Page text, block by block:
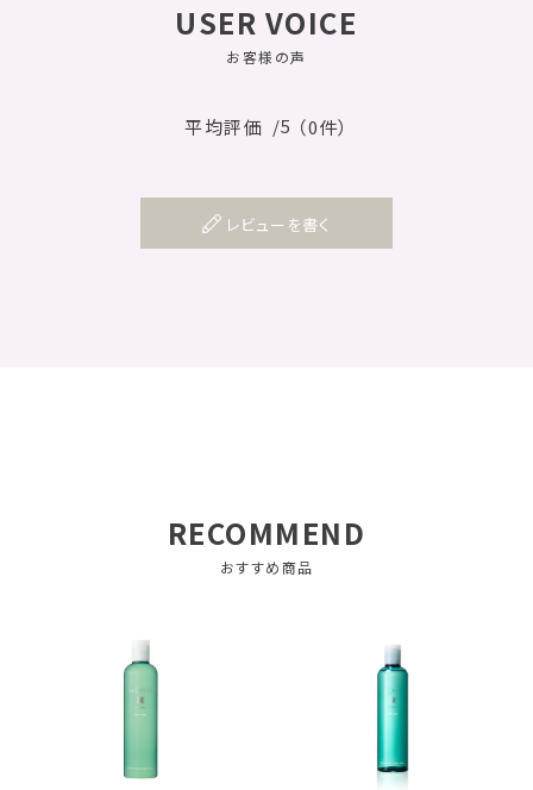
USER VOICE
お客様の声
平均評価 /5 （0件）
レビューを書く
RECOMMEND
おすすめ商品